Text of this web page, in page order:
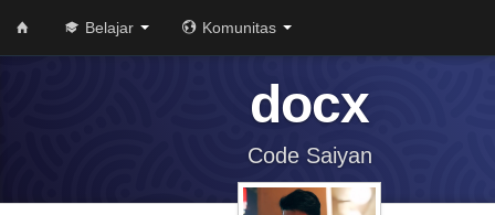
Belajar Komunitas
docx
Code Saiyan